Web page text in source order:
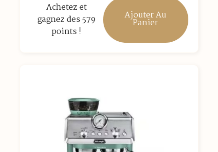
Achetez et
gagnez des 579
points !
Ajouter Au
Panier